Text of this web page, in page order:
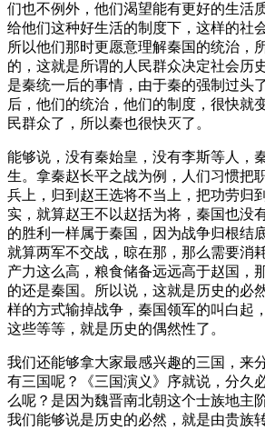
们也不例外，他们渴望能有更好的生活
给他们这种好生活的制度下，这样的社
所以他们那时更愿意理解秦国的统治，
的，这就是所谓的人民群众决定社会历
是秦统一后的事情，由于秦的强制过头
后，他们的统治，他们的制度，很快就
民群众了，所以秦也很快灭了。
能够说，没有秦始皇，没有李斯等人，
生。拿秦赵长平之战为例，人们习惯把
兵上，归到赵王选将不当上，把功劳归
实，就算赵王不以赵括为将，秦国也没
的胜利一样属于秦国，因为战争归根结
就算两军不交战，晾在那，那么需要消
产力这么高，粮食储备远远高于赵国，
的还是秦国。所以说，这就是历史的必
样的方式输掉战争，秦国领军的叫白起
这些等等，就是历史的偶然性了。
我们还能够拿大家最感兴趣的三国，来
有三国呢？《三国演义》序就说，分久
么呢？是因为魏晋南北朝这个士族地主
我们能够说是历史的必然，就是由贵族